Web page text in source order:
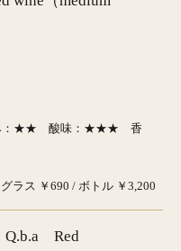
み：★★ 酸味：★★★ 香
グラス ￥690 / ボトル ￥3,200
Q.b.a Red